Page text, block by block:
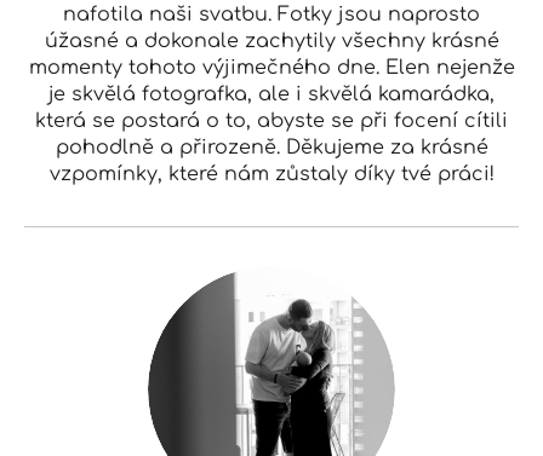
nafotila naši svatbu. Fotky jsou naprosto
úžasné a dokonale zachytily všechny krásné
momenty tohoto výjimečného dne. Elen nejenže
je skvělá fotografka, ale i skvělá kamarádka,
která se postará o to, abyste se při focení cítili
pohodlně a přirozeně. Děkujeme za krásné
vzpomínky, které nám zůstaly díky tvé práci!